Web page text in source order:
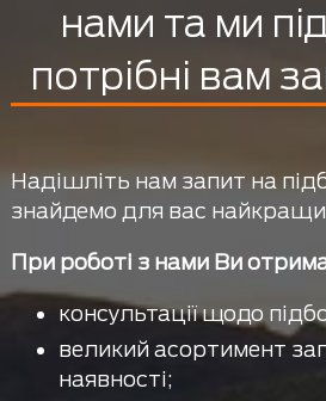
нами та ми
потрібні вам
Надішліть нам запит на
знайдемо для вас
При роботі з нами Ви
консультації щодо
великий асортимент
наявності;